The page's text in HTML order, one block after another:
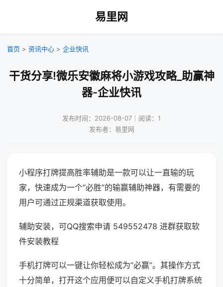
易里网
首页 > 资讯中心 > 企业快讯
干货分享!微乐安徽麻将小游戏攻略_助赢神
器-企业快讯
发布时间：2026-08-07｜阅读：1
发布者：易里网
小程序打牌提高胜率辅助是一款可以让一直输的玩
家，快速成为一个“必胜”的输赢辅助神器，有需要的
用户可通过正规渠道获取使用。
辅助安装，可QQ搜索申请 549552478 进群获取软
件安装教程
手机打牌可以一键让你轻松成为“必赢”。其操作方式
十分简单，打开这个应用便可以自定义手机打牌系统